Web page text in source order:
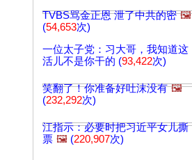
TVBS骂金正恩 泄了中共的密 🖼️
(54,653次)
一位太子党：习大哥，我知道这
活儿不是你干的 (93,422次)
笑翻了！你准备好吐沫没有 🖼️
(232,292次)
江指示：必要时把习近平女儿撕
票 🖼️ (220,907次)